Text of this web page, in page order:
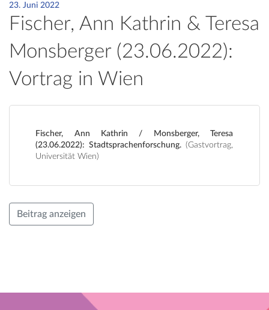
23. Juni 2022
Fischer, Ann Kathrin & Teresa
Monsberger (23.06.2022):
Vortrag in Wien
Fischer, Ann Kathrin / Monsberger, Teresa
(23.06.2022): Stadtsprachenforschung. (Gastvortrag,
Universität Wien)
Beitrag anzeigen